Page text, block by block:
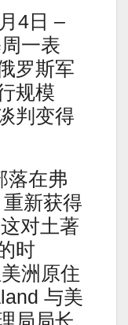
4日 –
一表
罗斯军
规模
判变得
落在弗
新获得
对土著
时
洲原住
与美
局局长